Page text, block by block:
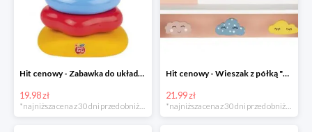
Hit cenowy - Zabawka do układania
19.98 zł
Hit cenowy - Wieszak z półką "Chmurka"
21.99 zł